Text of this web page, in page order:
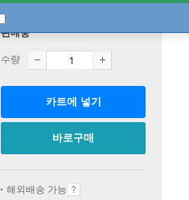
판매중
수량
카트에 넣기
바로구매
해외배송 가능